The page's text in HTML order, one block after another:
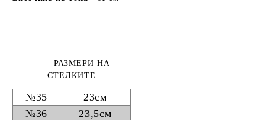
РАЗМЕРИ НА
СТЕЛКИТЕ
№35
23см
№36
23,5см